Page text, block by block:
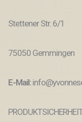
Stettener Str. 6/1
75050 Gemmingen
E-Mail: